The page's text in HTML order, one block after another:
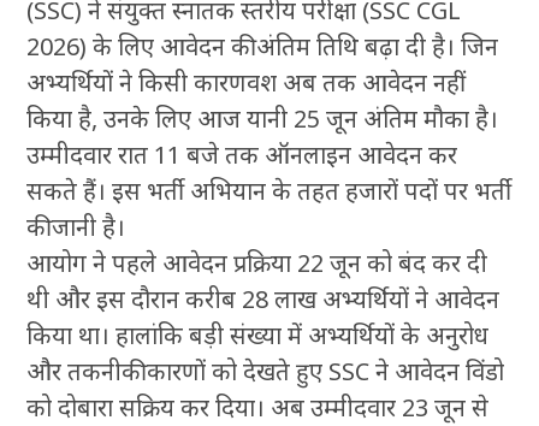
(SSC) ने संयुक्त स्नातक स्तरीय परीक्षा (SSC CGL
2026) के लिए आवेदन की अंतिम तिथि बढ़ा दी है। जिन
अभ्यर्थियों ने किसी कारणवश अब तक आवेदन नहीं
किया है, उनके लिए आज यानी 25 जून अंतिम मौका है।
उम्मीदवार रात 11 बजे तक ऑनलाइन आवेदन कर
सकते हैं। इस भर्ती अभियान के तहत हजारों पदों पर भर्ती
की जानी है।
आयोग ने पहले आवेदन प्रक्रिया 22 जून को बंद कर दी
थी और इस दौरान करीब 28 लाख अभ्यर्थियों ने आवेदन
किया था। हालांकि बड़ी संख्या में अभ्यर्थियों के अनुरोध
और तकनीकी कारणों को देखते हुए SSC ने आवेदन विंडो
को दोबारा सक्रिय कर दिया। अब उम्मीदवार 23 जून से